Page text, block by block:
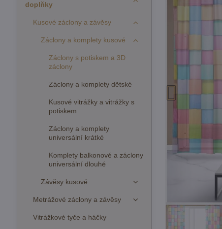
doplňky
Kusové záclony a závěsy
Záclony a komplety kusové
Záclony s potiskem a 3D
záclony
Záclony a komplety dětské
Kusové vitrážky a vitrážky s
potiskem
Záclony a komplety
universální krátké
Komplety balkonové a záclony
universální dlouhé
Závěsy kusové
Metrážové záclony a závěsy
Vitrážkové tyče a háčky